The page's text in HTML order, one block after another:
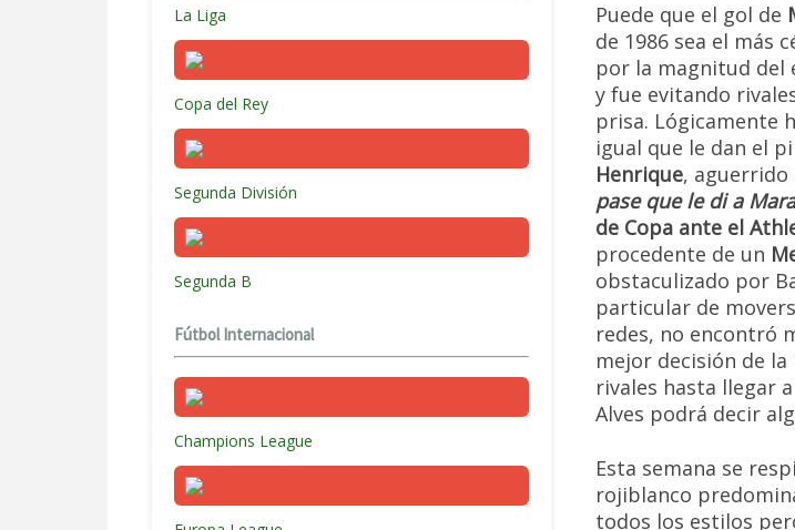
Puede que el gol de
de 1986 sea el más
por la magnitud del
y fue evitando
prisa. Lógicamente
igual que le dan el
Henrique, aguerrido
pase que le di a
de Copa ante el
procedente de un
obstaculizado por
particular de
redes, no encontró
mejor decisión de
rivales hasta llegar
Alves podrá decir
Esta semana se
rojiblanco
todos los estilos
La Liga
Copa del Rey
Segunda División
Segunda B
Fútbol Internacional
Champions League